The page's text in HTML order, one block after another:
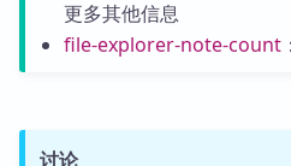
更多其他信息
file-explorer-note-count
讨论